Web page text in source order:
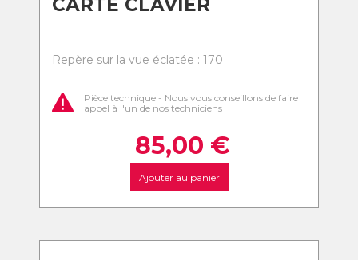
CARTE CLAVIER
Repère sur la vue éclatée : 170
Pièce technique - Nous vous conseillons de faire
appel à l'un de nos techniciens
85,00 €
Ajouter au panier